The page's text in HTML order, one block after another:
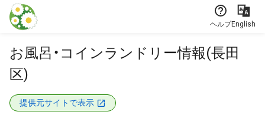
本文に飛ぶ
ヘルプEnglish
お風呂・コインランドリー情報(長田
区)
提供元サイトで表示